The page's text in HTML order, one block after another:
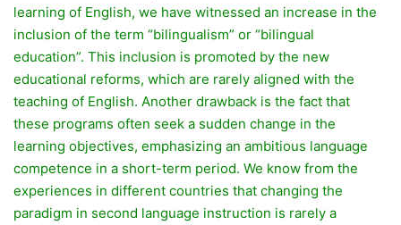
learning of English, we have witnessed an increase in the
inclusion of the term “bilingualism” or “bilingual
education”. This inclusion is promoted by the new
educational reforms, which are rarely aligned with the
teaching of English. Another drawback is the fact that
these programs often seek a sudden change in the
learning objectives, emphasizing an ambitious language
competence in a short-term period. We know from the
experiences in different countries that changing the
paradigm in second language instruction is rarely a